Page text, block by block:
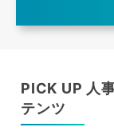
PICK UP 人
テンツ